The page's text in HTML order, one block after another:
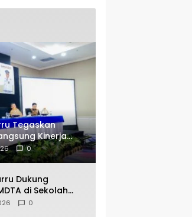
Tegaskan
Kinerja
Reformasi
Prioritas
0
Dukung
di Sekolah
Regulasi
0